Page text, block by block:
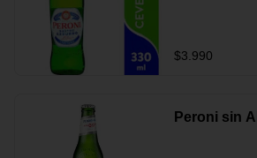
$3.990
Peroni sin